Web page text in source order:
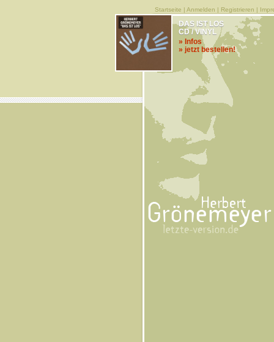
Startseite | Anmelden | Registrieren |
DAS IST LOS
CD / VINYL
» Infos
» jetzt bestellen!